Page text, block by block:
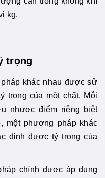
kg.
trọng
khác nhau được sử
trọng của một chất. Mỗi
nhược điểm riêng biệt
một phương pháp khác
định được tỷ trọng của
chính được áp dụng